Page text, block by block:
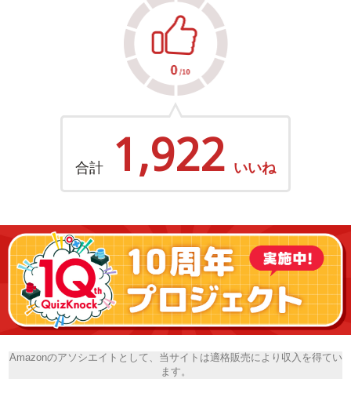
合計 1,922 いいね
Amazonのアソシエイトとして、当サイトは適格販売により収入を得てい
ます。